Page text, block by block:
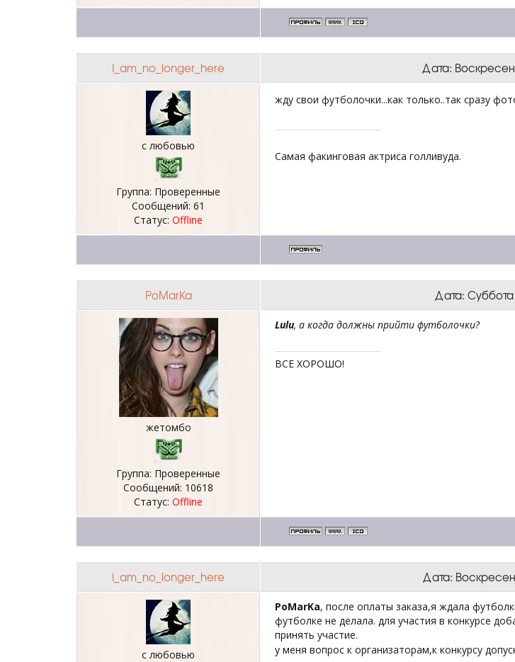
I_am_no_longer_here Дата:
с любовью
Группа: Проверенные
Сообщений: 61
Статус: Offline
жду свои футболочки...как только..так сразу
Самая факинговая актриса голливуда.
PoMarKa Дата:
жетомбо
Группа: Проверенные
Сообщений: 10618
Статус: Offline
Lulu, а когда должны прийти футболочки?
ВСЕ ХОРОШО!
I_am_no_longer_here Дата:
с любовью
PoMarKa, после оплаты заказа,я ждала
футболке не делала. для участия в конкурсе
принять участие.
у меня вопрос к организаторам,к конкурсу